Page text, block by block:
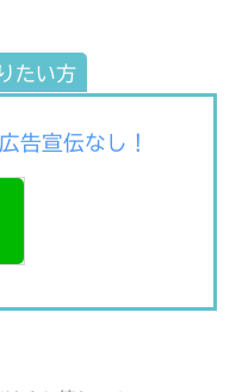
たい方
告宣伝なし！